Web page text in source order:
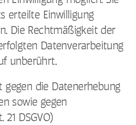
erteilte Einwilligung
Die Rechtmäßigkeit der
Datenverarbeitung
unberührt.
die Datenerhebung
sowie gegen
DSGVO)